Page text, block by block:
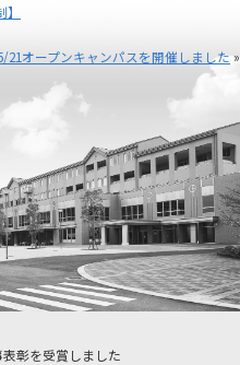
21オープンキャンパスを開催しました »
彰を受賞しました